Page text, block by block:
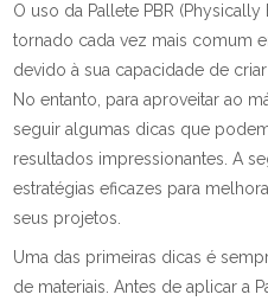
O uso da Pallete PBR
tornado cada vez mais comum
devido à sua capacidade de
No entanto, para aproveitar ao
seguir algumas dicas que
resultados impressionantes. A
estratégias eficazes para
seus projetos.
Uma das primeiras dicas é
de materiais. Antes de aplicar a